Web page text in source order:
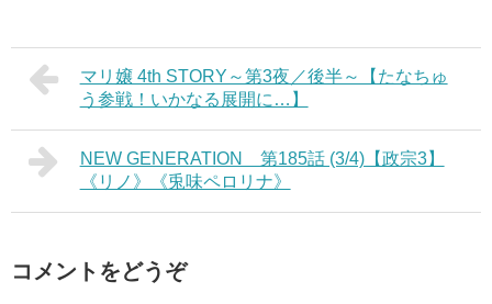
マリ嬢 4th STORY～第3夜／後半～【たなちゅ
う参戦！いかなる展開に…】
NEW GENERATION 第185話 (3/4)【政宗3】
《リノ》《兎味ペロリナ》
コメントをどうぞ